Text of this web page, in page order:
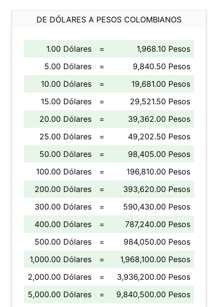
DE DÓLARES A PESOS COLOMBIANOS
1.00 Dólares =
1,968.10 Pesos
5.00 Dólares
=
9,840.50 Pesos
10.00 Dólares
=
19,681.00 Pesos
15.00 Dólares
=
29,521.50 Pesos
20.00 Dólares
=
39,362.00 Pesos
25.00 Dólares
=
49,202.50 Pesos
50.00 Dólares
=
98,405.00 Pesos
100.00 Dólares
=
196,810.00 Pesos
200.00 Dólares
=
393,620.00 Pesos
300.00 Dólares
=
590,430.00 Pesos
400.00 Dólares
=
787,240.00 Pesos
500.00 Dólares
=
984,050.00 Pesos
1,000.00 Dólares
=
1,968,100.00 Pesos
2,000.00 Dólares
=
3,936,200.00 Pesos
5,000.00 Dólares
= 9,840,500.00 Pesos